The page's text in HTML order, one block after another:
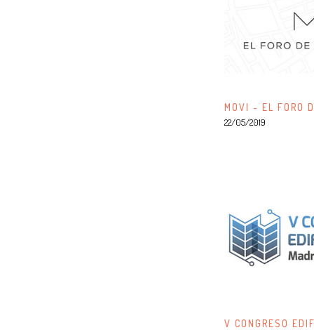
MOVI - EL FORO
22/05/2019
V CONGRESO